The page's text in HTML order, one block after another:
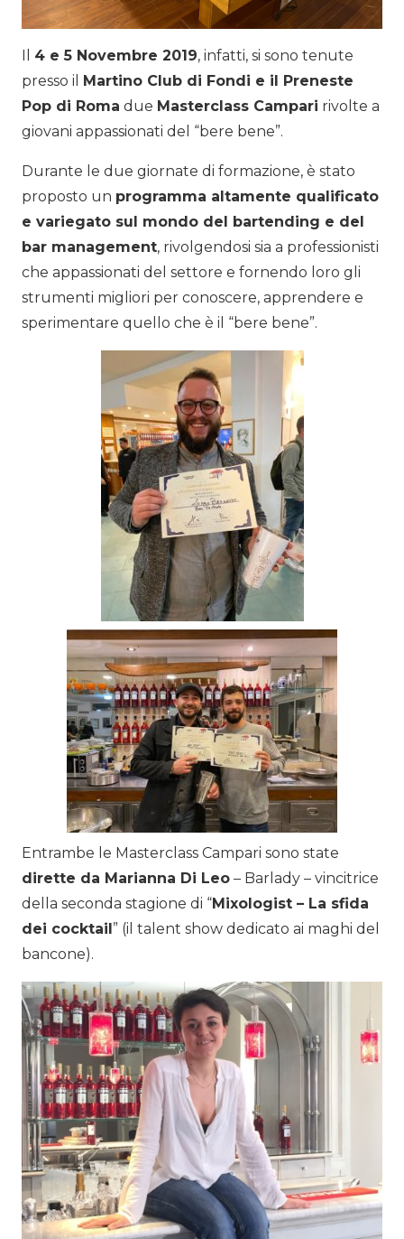
Il 4 e 5 Novembre 2019, infatti, si sono tenute
presso il Martino Club di Fondi e il Preneste
Pop di Roma due Masterclass Campari rivolte a
giovani appassionati del “bere bene”.
Durante le due giornate di formazione, è stato
proposto un programma altamente qualificato
e variegato sul mondo del bartending e del
bar management, rivolgendosi sia a professionisti
che appassionati del settore e fornendo loro gli
strumenti migliori per conoscere, apprendere e
sperimentare quello che è il “bere bene”.
Entrambe le Masterclass Campari sono state
dirette da Marianna Di Leo – Barlady – vincitrice
della seconda stagione di “Mixologist – La sfida
dei cocktail” (il talent show dedicato ai maghi del
bancone).